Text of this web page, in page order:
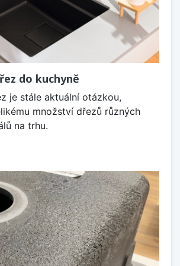
do kuchyně
je stále aktuální otázkou,
množství dřezů různých
na trhu.